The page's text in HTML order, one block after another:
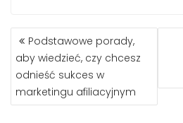
NAWIGACJA
WPISU
Podstawowe porady,
aby wiedzieć, czy chcesz
odnieść sukces w
marketingu afiliacyjnym